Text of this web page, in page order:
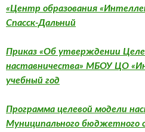
«Центр образования
Спасск-Дальний
Приказ «Об утверждении
наставничества» МБОУ ЦО
учебный год
Программа целевой модели
Муниципального бюджетного